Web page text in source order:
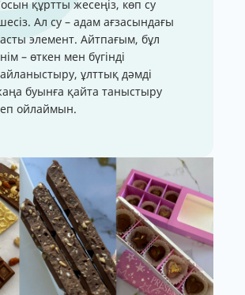
құртты жесеңіз, көп су
Ал су – адам ағзасындағы
элемент. Айтпағым, бұл
– өткен мен бүгінді
ұлттық дәмді
буынға қайта таныстыру
ойлаймын.